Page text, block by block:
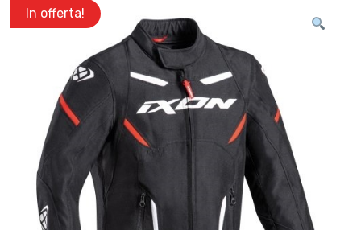
In offerta!